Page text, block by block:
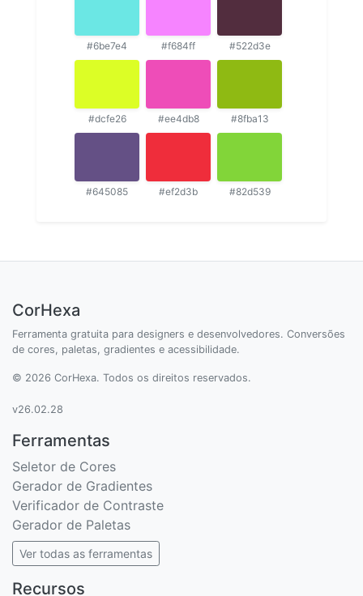
#6be7e4 #f684ff #522d3e
#dcfe26 #ee4db8 #8fba13
#645085 #ef2d3b #82d539
CorHexa
Ferramenta gratuita para designers e desenvolvedores. Conversões
de cores, paletas, gradientes e acessibilidade.
© 2026 CorHexa. Todos os direitos reservados.
v26.02.28
Ferramentas
Seletor de Cores
Gerador de Gradientes
Verificador de Contraste
Gerador de Paletas
Ver todas as ferramentas
Recursos